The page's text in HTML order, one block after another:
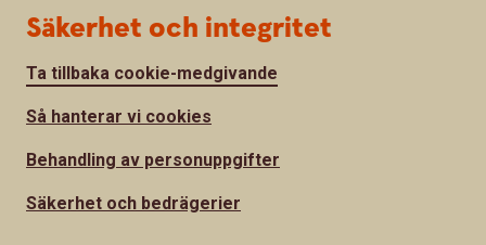
Säkerhet och integritet
Ta tillbaka cookie-medgivande
Så hanterar vi cookies
Behandling av personuppgifter
Säkerhet och bedrägerier